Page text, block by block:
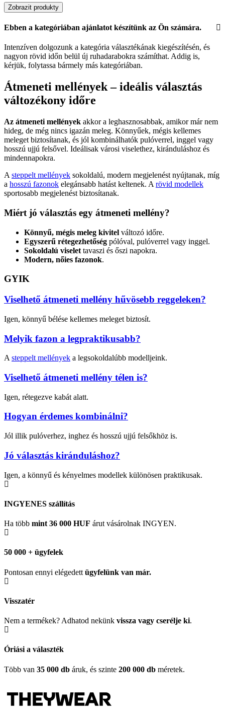
Zobrazit produkty
Ebben a kategóriában ajánlatot készítünk az Ön számára.
Intenzíven dolgozunk a kategória választékának kiegészítésén, és
nagyon rövid időn belül új ruhadarabokra számíthat. Addig is,
kérjük, folytassa bármely más kategóriában.
Átmeneti mellények – ideális választás
változékony időre
Az átmeneti mellények akkor a leghasznosabbak, amikor már nem
hideg, de még nincs igazán meleg. Könnyűek, mégis kellemes
meleget biztosítanak, és jól kombinálhatók pulóverrel, inggel vagy
hosszú ujjú felsővel. Ideálisak városi viselethez, kiránduláshoz és
mindennapokra.
A steppelt mellények sokoldalú, modern megjelenést nyújtanak, míg
a hosszú fazonok elegánsabb hatást keltenek. A rövid modellek
sportosabb megjelenést biztosítanak.
Miért jó választás egy átmeneti mellény?
Könnyű, mégis meleg kivitel változó időre.
Egyszerű rétegezhetőség pólóval, pulóverrel vagy inggel.
Sokoldalú viselet tavaszi és őszi napokra.
Modern, nőies fazonok.
GYIK
Viselhető átmeneti mellény hűvösebb reggeleken?
Igen, könnyű bélése kellemes meleget biztosít.
Melyik fazon a legpraktikusabb?
A steppelt mellények a legsokoldalúbb modelljeink.
Viselhető átmeneti mellény télen is?
Igen, rétegezve kabát alatt.
Hogyan érdemes kombinálni?
Jól illik pulóverhez, inghez és hosszú ujjú felsőkhöz is.
Jó választás kiránduláshoz?
Igen, a könnyű és kényelmes modellek különösen praktikusak.
INGYENES szállítás
Ha több mint 36 000 HUF árut vásárolnak INGYEN.
50 000 + ügyfelek
Pontosan ennyi elégedett ügyfelünk van már.
Visszatér
Nem a termékek? Adhatod nekünk vissza vagy cserélje ki.
Óriási a választék
Több van 35 000 db áruk, és szinte 200 000 db méretek.